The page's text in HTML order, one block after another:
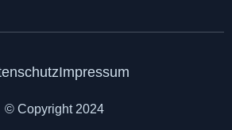
Impressum
© Copyright 2024